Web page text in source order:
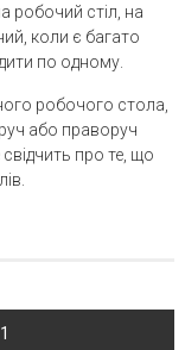
робочий стіл, на
коли є багато
по одному.
робочого стола,
або праворуч
про те, що